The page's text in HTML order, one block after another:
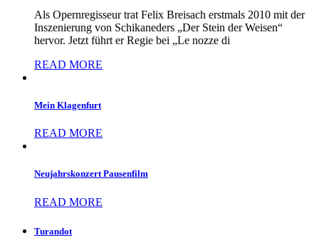
Als Opernregisseur trat Felix Breisach erstmals 2010 mit der
Inszenierung von Schikaneders „Der Stein der Weisen“
hervor. Jetzt führt er Regie bei „Le nozze di
READ MORE
Mein Klagenfurt
READ MORE
Neujahrskonzert Pausenfilm
READ MORE
Turandot